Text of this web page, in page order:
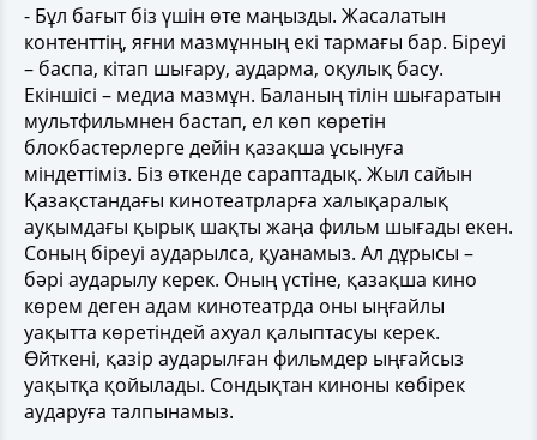
- Бұл бағыт біз үшін өте маңызды. Жасалатын
контенттің, яғни мазмұнның екі тармағы бар. Біреуі
– баспа, кітап шығару, аударма, оқулық басу.
Екіншісі – медиа мазмұн. Баланың тілін шығаратын
мультфильмнен бастап, ел көп көретін
блокбастерлерге дейін қазақша ұсынуға
міндеттіміз. Біз өткенде сараптадық. Жыл сайын
Қазақстандағы кинотеатрларға халықаралық
ауқымдағы қырық шақты жаңа фильм шығады екен.
Соның біреуі аударылса, қуанамыз. Ал дұрысы –
бәрі аударылу керек. Оның үстіне, қазақша кино
көрем деген адам кинотеатрда оны ыңғайлы
уақытта көретіндей ахуал қалыптасуы керек.
Өйткені, қазір аударылған фильмдер ыңғайсыз
уақытқа қойылады. Сондықтан киноны көбірек
аударуға талпынамыз.